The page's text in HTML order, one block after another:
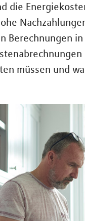
die
Berechnungen
müssen und